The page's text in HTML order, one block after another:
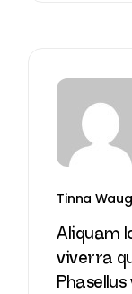
Tinna
Aliquam
viverra